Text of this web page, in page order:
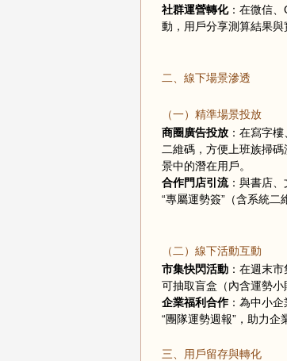
社群運營轉化：在微信、
動，用戶分享測算結果與
二、線下場景滲透
（一）精準場景投放
商圈廣告投放 ：在寫字
二維碼，方便上班族掃
景中的潛在用戶。
合作門店引流：與書店、
“專屬運勢簽”（含系統二
（二）線下活動互動
市集快閃活動 ：在週末
可抽取盲盒（內含運勢小
企業福利合作：為中小企
“團隊運勢週報”，助力企
三、用戶留存與轉化